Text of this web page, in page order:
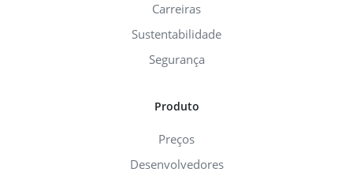
Carreiras
Sustentabilidade
Segurança
Produto
Preços
Desenvolvedores